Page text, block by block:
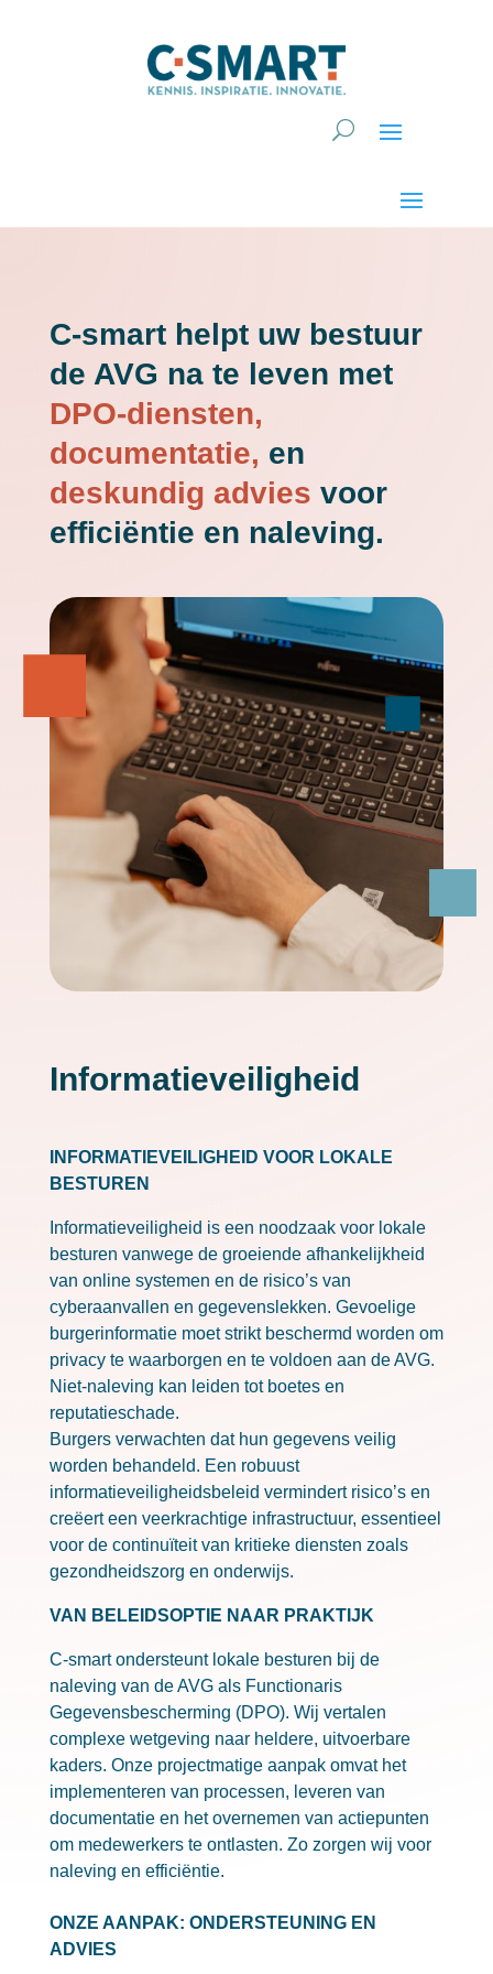
C-smart helpt uw bestuur
de AVG na te leven met
DPO-diensten,
documentatie, en
deskundig advies voor
efficiëntie en naleving.
Informatieveiligheid
INFORMATIEVEILIGHEID VOOR LOKALE
BESTUREN
Informatieveiligheid is een noodzaak voor lokale
besturen vanwege de groeiende afhankelijkheid
van online systemen en de risico’s van
cyberaanvallen en gegevenslekken. Gevoelige
burgerinformatie moet strikt beschermd worden om
privacy te waarborgen en te voldoen aan de AVG.
Niet-naleving kan leiden tot boetes en
reputatieschade.
Burgers verwachten dat hun gegevens veilig
worden behandeld. Een robuust
informatieveiligheidsbeleid vermindert risico’s en
creëert een veerkrachtige infrastructuur, essentieel
voor de continuïteit van kritieke diensten zoals
gezondheidszorg en onderwijs.
VAN BELEIDSOPTIE NAAR PRAKTIJK
C-smart ondersteunt lokale besturen bij de
naleving van de AVG als Functionaris
Gegevensbescherming (DPO). Wij vertalen
complexe wetgeving naar heldere, uitvoerbare
kaders. Onze projectmatige aanpak omvat het
implementeren van processen, leveren van
documentatie en het overnemen van actiepunten
om medewerkers te ontlasten. Zo zorgen wij voor
naleving en efficiëntie.
ONZE AANPAK: ONDERSTEUNING EN
ADVIES